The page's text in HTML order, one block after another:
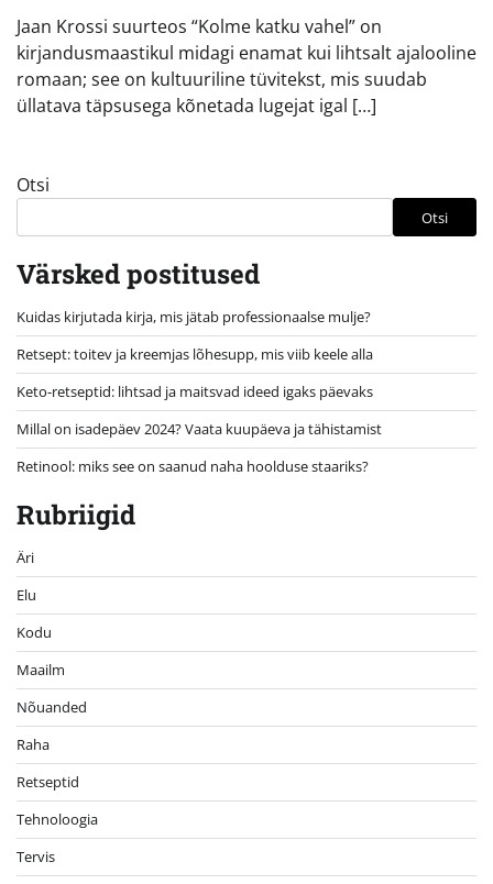
Jaan Krossi suurteos “Kolme katku vahel” on
kirjandusmaastikul midagi enamat kui lihtsalt ajalooline
romaan; see on kultuuriline tüvitekst, mis suudab
üllatava täpsusega kõnetada lugejat igal […]
Otsi
Otsi
Värsked postitused
Kuidas kirjutada kirja, mis jätab professionaalse mulje?
Retsept: toitev ja kreemjas lõhesupp, mis viib keele alla
Keto-retseptid: lihtsad ja maitsvad ideed igaks päevaks
Millal on isadepäev 2024? Vaata kuupäeva ja tähistamist
Retinool: miks see on saanud naha hoolduse staariks?
Rubriigid
Äri
Elu
Kodu
Maailm
Nõuanded
Raha
Retseptid
Tehnoloogia
Tervis